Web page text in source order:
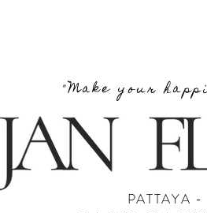
"Make your
PATTAYA